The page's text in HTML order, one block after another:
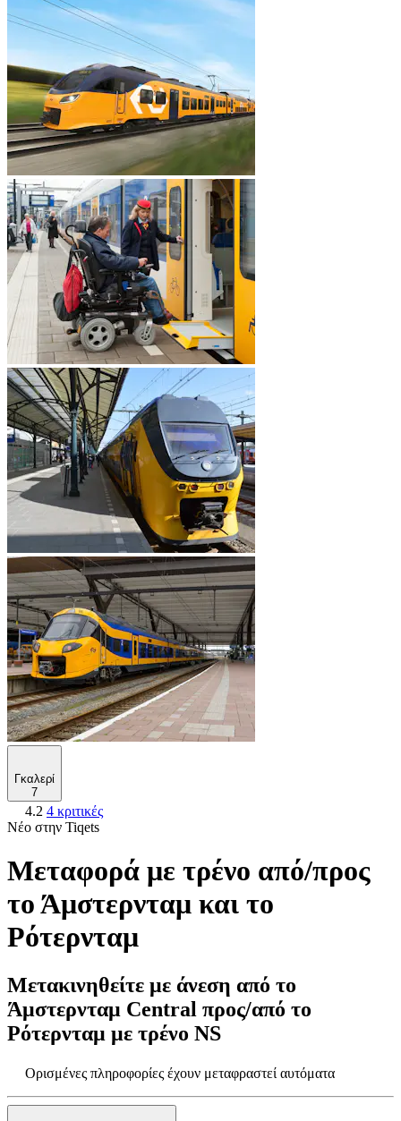
Γκαλερί
7
4.2 4 κριτικές
Νέο στην Tiqets
Μεταφορά με τρένο από/προς
το Άμστερνταμ και το
Ρότερνταμ
Μετακινηθείτε με άνεση από το
Άμστερνταμ Central προς/από το
Ρότερνταμ με τρένο NS
Ορισμένες πληροφορίες έχουν μεταφραστεί αυτόματα